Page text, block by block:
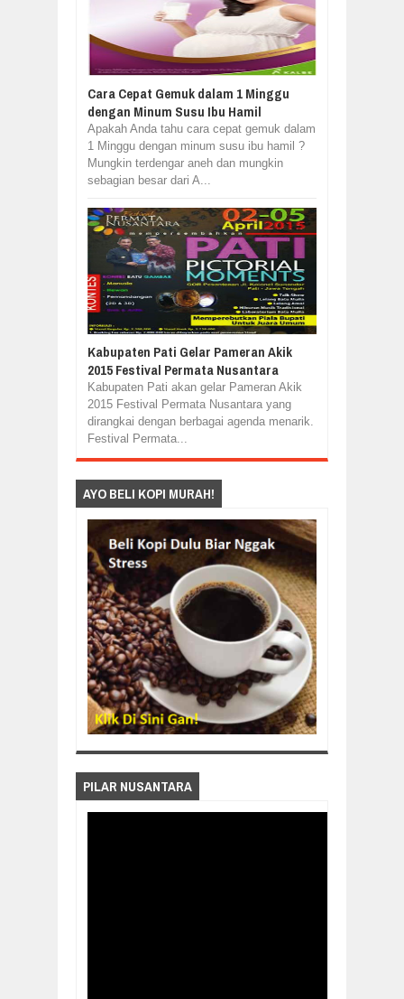
Cara Cepat Gemuk dalam 1 Minggu
dengan Minum Susu Ibu Hamil
Apakah Anda tahu cara cepat gemuk dalam
1 Minggu dengan minum susu ibu hamil ?
Mungkin terdengar aneh dan mungkin
sebagian besar dari A...
Kabupaten Pati Gelar Pameran Akik
2015 Festival Permata Nusantara
Kabupaten Pati akan gelar Pameran Akik
2015 Festival Permata Nusantara yang
dirangkai dengan berbagai agenda menarik.
Festival Permata...
AYO BELI KOPI MURAH!
PILAR NUSANTARA